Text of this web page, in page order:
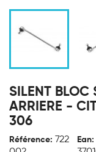
SILENT BLOC
ARRIERE -
306
Référence: 722
Ean: